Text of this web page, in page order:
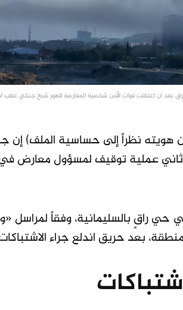
هويته نظراً إلى حساسية الملف)
عملية توقيف لمسؤول معارض في
راقٍ بالسليمانية، وفقاً لمراسل
بعد حريق اندلع جراء